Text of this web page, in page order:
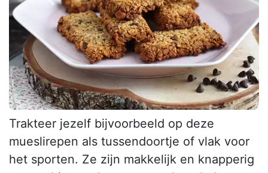
Trakteer jezelf bijvoorbeeld op deze
mueslirepen als tussendoortje of vlak voor
het sporten. Ze zijn makkelijk en knapperig